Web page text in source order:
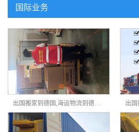
国际业务
出国搬家到德国,海运物流到德国,出国搬家家具海运到德国